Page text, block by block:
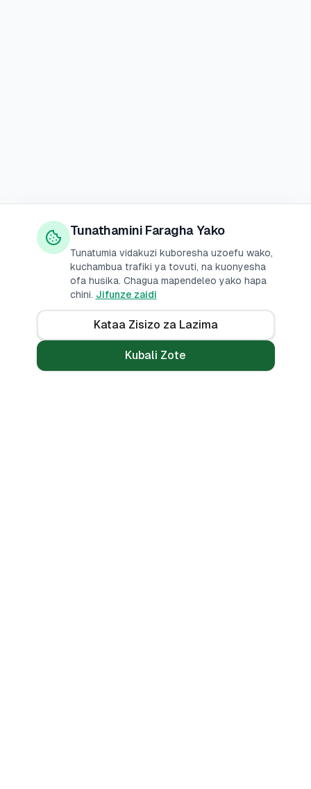
Tunathamini Faragha Yako
Tunatumia vidakuzi kuboresha uzoefu wako,
kuchambua trafiki ya tovuti, na kuonyesha
ofa husika. Chagua mapendeleo yako hapa
chini. Jifunze zaidi
Kataa Zisizo za Lazima
Kubali Zote